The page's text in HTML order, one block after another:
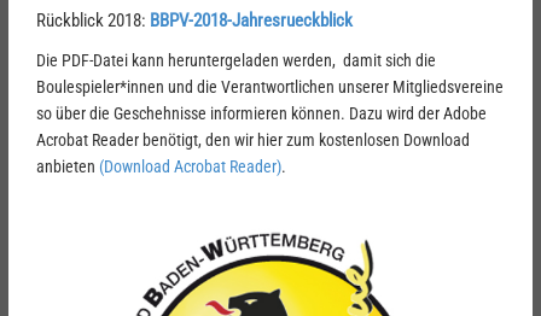
Rückblick 2018: BBPV-2018-Jahresrueckblick
Die PDF-Datei kann heruntergeladen werden, damit sich die
Boulespieler*innen und die Verantwortlichen unserer Mitgliedsvereine
so über die Geschehnisse informieren können. Dazu wird der Adobe
Acrobat Reader benötigt, den wir hier zum kostenlosen Download
anbieten (Download Acrobat Reader).